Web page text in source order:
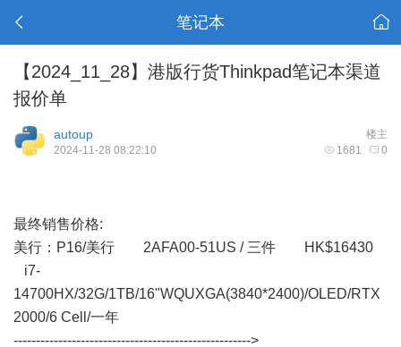
笔记本
【2024_11_28】港版行货Thinkpad笔记本渠道
报价单
楼主
autoup
1681 0
2024-11-28 08:22:10
最终销售价格:
美行： P16/美行 2AFA00-51US / 三件 HK$16430
i7-
14700HX/32G/1TB/16"WQUXGA(3840*2400)/OLED/RTX
2000/6 Cell/一年
----------------------------------------------------->